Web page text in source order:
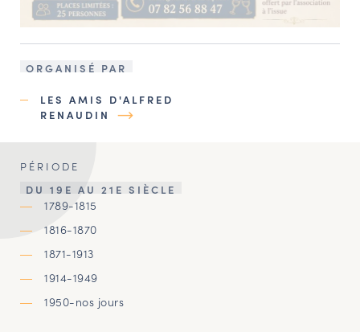
ORGANISÉ PAR
LES AMIS D'ALFRED
RENAUDIN
PÉRIODE
DU 19E AU 21E SIÈCLE
1789-1815
1816-1870
1871-1913
1914-1949
1950-nos jours